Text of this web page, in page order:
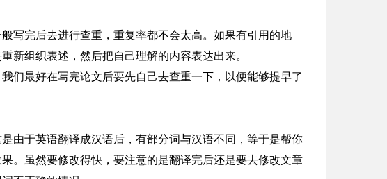
写完后去进行查重，重复率都不会太高。如果有引用的地
新组织表述，然后把自己理解的内容表达出来。
们最好在写完论文后要先自己去查重一下，以便能够提早了
由于英语翻译成汉语后，有部分词与汉语不同，等于是帮你
。虽然要修改得快，要注意的是翻译完后还是要去修改文章